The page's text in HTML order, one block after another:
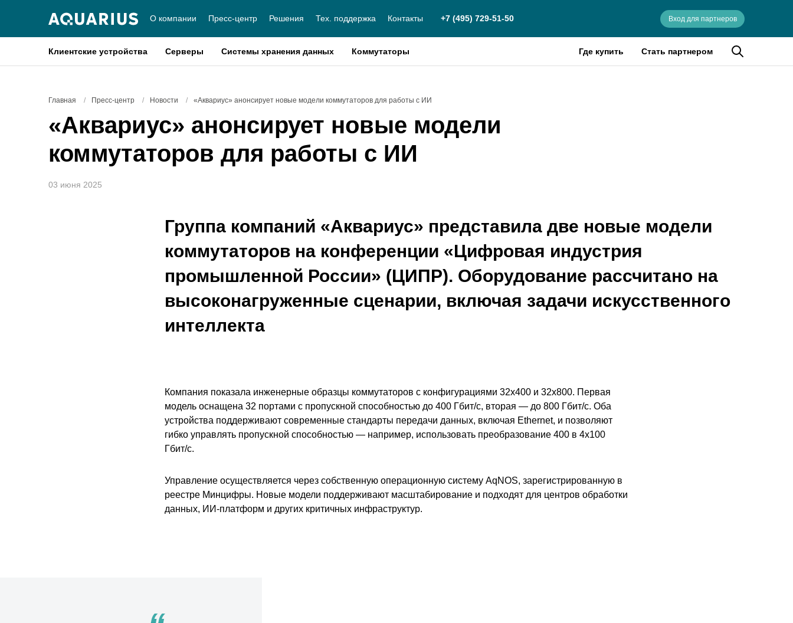
О компании Пресс-центр Решения Тех. поддержка Контакты +7 (495) 729-51-50 Вход для партнеров
Клиентские устройства Серверы Системы хранения данных Коммутаторы Где купить Стать партнером
Главная / Пресс-центр / Новости / «Аквариус» анонсирует новые модели коммутаторов для работы с ИИ
«Аквариус» анонсирует новые модели
коммутаторов для работы с ИИ
03 июня 2025
Группа компаний «Аквариус» представила две новые модели
коммутаторов на конференции «Цифровая индустрия
промышленной России» (ЦИПР). Оборудование рассчитано на
высоконагруженные сценарии, включая задачи искусственного
интеллекта
Компания показала инженерные образцы коммутаторов с конфигурациями 32x400 и 32x800. Первая
модель оснащена 32 портами с пропускной способностью до 400 Гбит/с, вторая — до 800 Гбит/с. Оба
устройства поддерживают современные стандарты передачи данных, включая Ethernet, и позволяют
гибко управлять пропускной способностью — например, использовать преобразование 400 в 4x100
Гбит/с.
Управление осуществляется через собственную операционную систему AqNOS, зарегистрированную в
реестре Минцифры. Новые модели поддерживают масштабирование и подходят для центров обработки
данных, ИИ-платформ и других критичных инфраструктур.